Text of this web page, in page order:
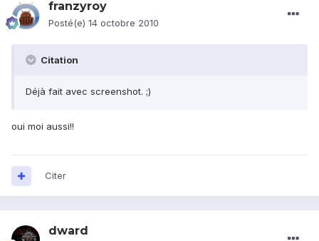
franzyroy
Posté(e) 14 octobre 2010
Citation
Déjà fait avec screenshot. ;)
oui moi aussi!!
Citer
dward